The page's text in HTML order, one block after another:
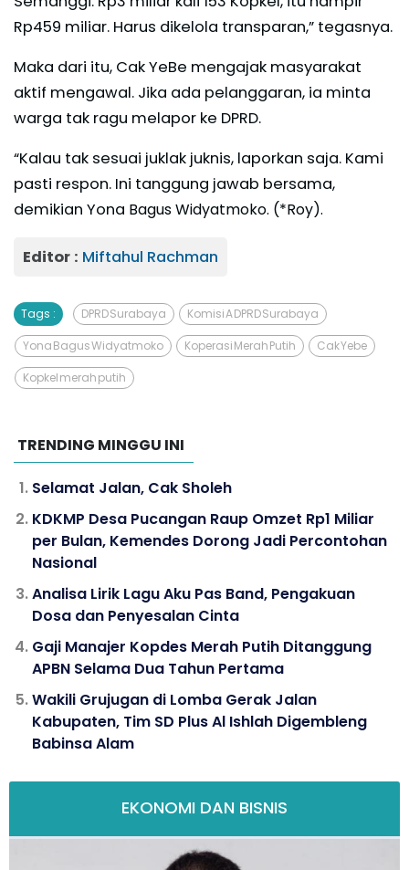
Rp459 miliar. Harus dikelola transparan,” tegasnya.
Maka dari itu, Cak YeBe mengajak masyarakat
aktif mengawal. Jika ada pelanggaran, ia minta
warga tak ragu melapor ke DPRD.
“Kalau tak sesuai juklak juknis, laporkan saja. Kami
pasti respon. Ini tanggung jawab bersama,
demikian Yona Bagus Widyatmoko. (*Roy).
Editor : Miftahul Rachman
Tags : DPRD Surabaya Komisi A DPRD Surabaya
Yona Bagus Widyatmoko Koperasi Merah Putih Cak Yebe
Kopkel merah putih
TRENDING MINGGU INI
Selamat Jalan, Cak Sholeh
KDKMP Desa Pucangan Raup Omzet Rp1 Miliar
per Bulan, Kemendes Dorong Jadi Percontohan
Nasional
Analisa Lirik Lagu Aku Pas Band, Pengakuan
Dosa dan Penyesalan Cinta
Gaji Manajer Kopdes Merah Putih Ditanggung
APBN Selama Dua Tahun Pertama
Wakili Grujugan di Lomba Gerak Jalan
Kabupaten, Tim SD Plus Al Ishlah Digembleng
Babinsa Alam
EKONOMI DAN BISNIS